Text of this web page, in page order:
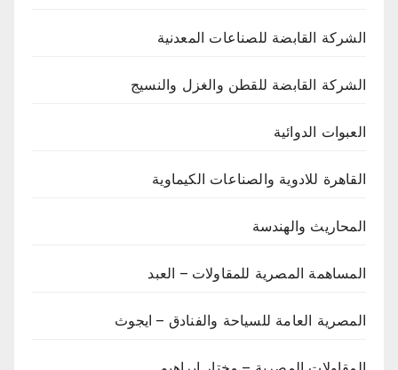
الشركة القابضة للصناعات المعدنية
الشركة القابضة للقطن والغزل والنسيج
العبوات الدوائية
القاهرة للادوية والصناعات الكيماوية
المحاريث والهندسة
المساهمة المصرية للمقاولات – العبد
المصرية العامة للسياحة والفنادق – ايجوث